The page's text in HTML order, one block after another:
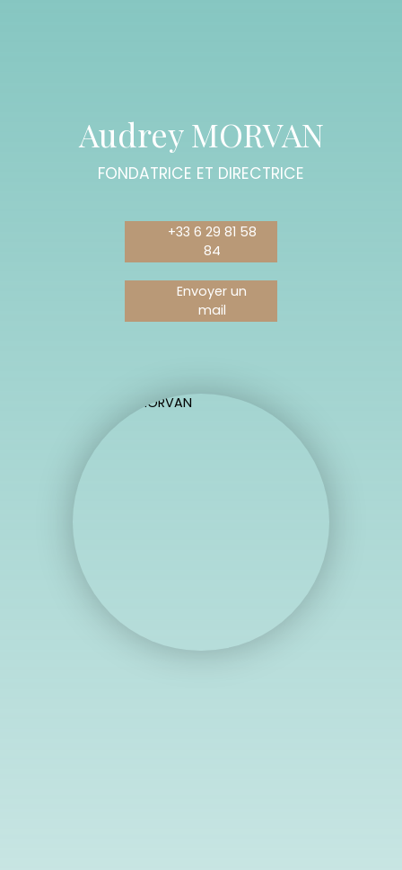
Audrey MORVAN
FONDATRICE ET DIRECTRICE
+33 6 29 81 58
84
Envoyer un
mail